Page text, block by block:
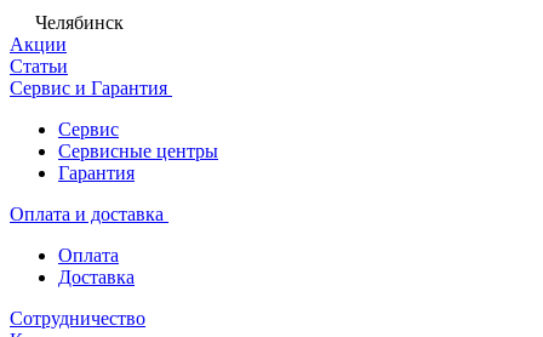
Челябинск
Акции
Статьи
Сервис и Гарантия
Сервис
Сервисные центры
Гарантия
Оплата и доставка
Оплата
Доставка
Сотрудничество